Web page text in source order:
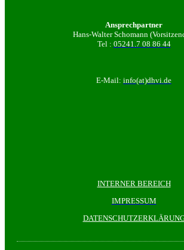
Ansprechpartner
Hans-Walter Schomann
Tel : 05241.7 08 86 44
E-Mail: info(at)dhvi.de
INTERNER BEREICH
IMPRESSUM